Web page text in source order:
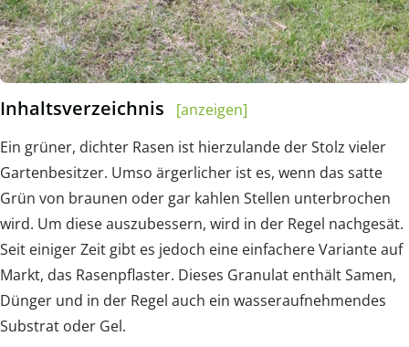
Inhaltsverzeichnis
[anzeigen]
Ein grüner, dichter Rasen ist hierzulande der Stolz vieler
Gartenbesitzer. Umso ärgerlicher ist es, wenn das satte
Grün von braunen oder gar kahlen Stellen unterbrochen
wird. Um diese auszubessern, wird in der Regel nachgesät.
Seit einiger Zeit gibt es jedoch eine einfachere Variante auf
Markt, das Rasenpflaster. Dieses Granulat enthält Samen,
Dünger und in der Regel auch ein wasseraufnehmendes
Substrat oder Gel.